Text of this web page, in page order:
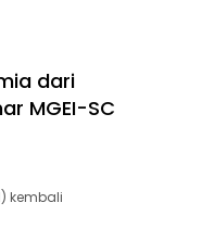
dari
MGEI-SC
kembali